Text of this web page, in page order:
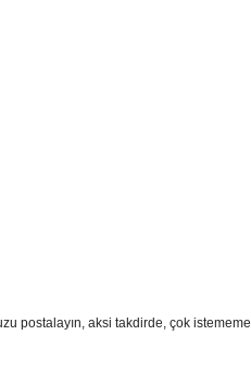
postalayın, aksi takdirde, çok istememe